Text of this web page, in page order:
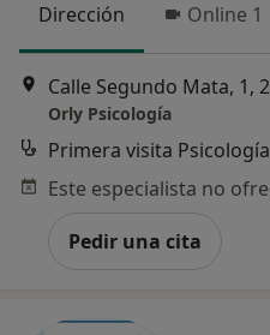
Dirección Online 1
Orly Psicología
Primera visita Psicología
Pedir una cita